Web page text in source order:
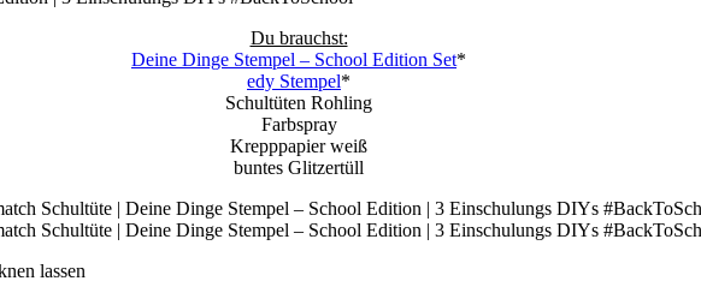
Du brauchst:
Deine Dinge Stempel – School Edition Set*
edy Stempel*
Schultüten Rohling
Farbspray
Krepppapier weiß
buntes Glitzertüll
lassen